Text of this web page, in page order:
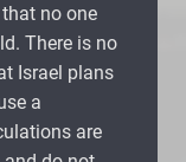
no one
There is no
Israel plans
a
are